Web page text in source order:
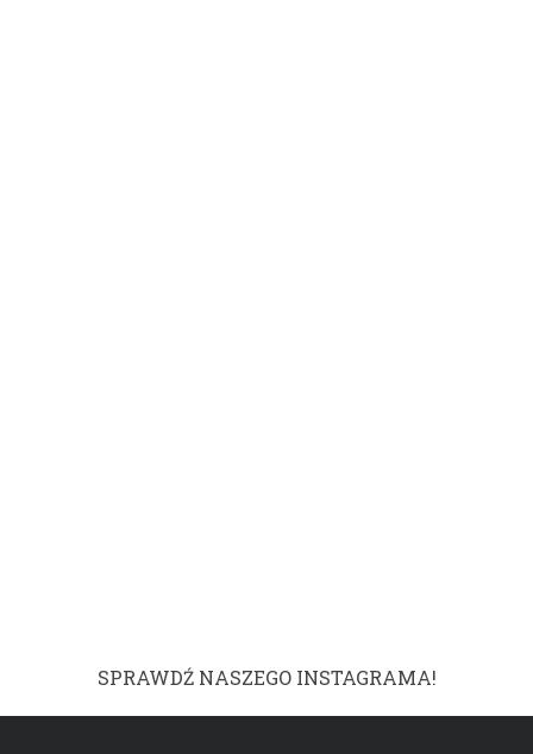
SPRAWDŹ NASZEGO INSTAGRAMA!